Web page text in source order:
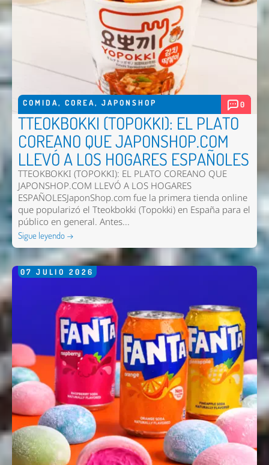
COMIDA, COREA, JAPONSHOP 0
TTEOKBOKKI (TOPOKKI): EL PLATO
COREANO QUE JAPONSHOP.COM
LLEVÓ A LOS HOGARES ESPAÑOLES
TTEOKBOKKI (TOPOKKI): EL PLATO COREANO QUE
JAPONSHOP.COM LLEVÓ A LOS HOGARES
ESPAÑOLESJaponShop.com fue la primera tienda online
que popularizó el Tteokbokki (Topokki) en España para el
público en general. Antes...
Sigue leyendo →
07 JULIO 2026